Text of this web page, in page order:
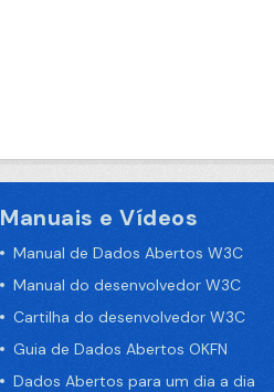
Manuais e Vídeos
Manual de Dados Abertos W3C
Manual do desenvolvedor W3C
Cartilha do desenvolvedor W3C
Guia de Dados Abertos OKFN
Dados Abertos para um dia a dia